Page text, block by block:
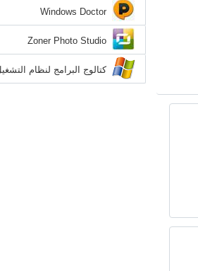
Windows Doctor
Zoner Photo Studio
7